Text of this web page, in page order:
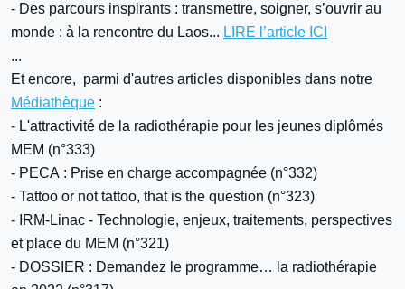
- Des parcours inspirants : transmettre, soigner, s’ouvrir au
monde : à la rencontre du Laos... LIRE l’article ICI
...
Et encore, parmi d'autres articles disponibles dans notre
Médiathèque :
- L'attractivité de la radiothérapie pour les jeunes diplômés
MEM (n°333)
- PECA : Prise en charge accompagnée (n°332)
- Tattoo or not tattoo, that is the question (n°323)
- IRM-Linac - Technologie, enjeux, traitements, perspectives
et place du MEM (n°321)
- DOSSIER : Demandez le programme… la radiothérapie